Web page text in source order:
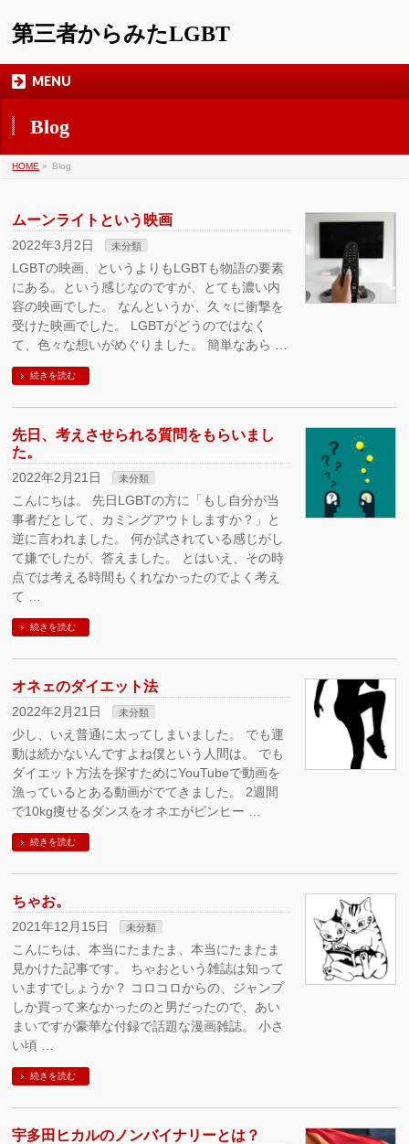
第三者からみたLGBT
MENU
Blog
HOME » Blog
ムーンライトという映画
2022年3月2日 未分類
LGBTの映画、というよりもLGBTも物語の要素
にある。という感じなのですが、とても濃い内
容の映画でした。 なんというか、久々に衝撃を
受けた映画でした。 LGBTがどうのではなく
て、色々な想いがめぐりました。 簡単なあら …
続きを読む
先日、考えさせられる質問をもらいまし
た。
2022年2月21日 未分類
こんにちは。 先日LGBTの方に「もし自分が当
事者だとして、カミングアウトしますか？」と
逆に言われました。 何か試されている感じがし
て嫌でしたが、答えました。 とはいえ、その時
点では考える時間もくれなかったのでよく考え
て …
続きを読む
オネェのダイエット法
2022年2月21日 未分類
少し、いえ普通に太ってしまいました。 でも運
動は続かないんですよね僕という人間は。 でも
ダイエット方法を探すためにYouTubeで動画を
漁っているとある動画がでてきました。 2週間
で10kg痩せるダンスをオネエがピンヒー …
続きを読む
ちゃお。
2021年12月15日 未分類
こんにちは、本当にたまたま、本当にたまたま
見かけた記事です。 ちゃおという雑誌は知って
いますでしょうか？ コロコロからの、ジャンプ
しか買って来なかったのと男だったので、あい
まいですが豪華な付録で話題な漫画雑誌。 小さ
い頃 …
続きを読む
宇多田ヒカルのノンバイナリーとは？